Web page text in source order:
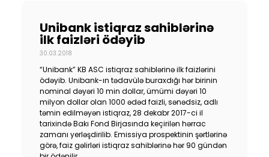
Xidmət şəbəkəsi
Bank haqqında
Unibank istiqraz sahiblərinə
ilk faizləri ödəyib
30.03.2018
“Unibank” KB ASC istiqraz sahiblərinə ilk faizlərini
ödəyib. Unibank-ın tədavülə buraxdığı hər birinin
nominal dəyəri 10 min dollar, ümümi dəyəri 10
milyon dollar olan 1000 ədəd faizli, sənədsiz, adlı
təmin edilməyən istiqraz, 28 dekabr 2017-ci il
tarixində Bakı Fond Birjasında keçirilən hərrac
zamanı yerləşdirilib. Emissiya prospektinin şərtlərinə
görə, faiz gəlirləri istiqraz sahiblərinə hər 90 gündən